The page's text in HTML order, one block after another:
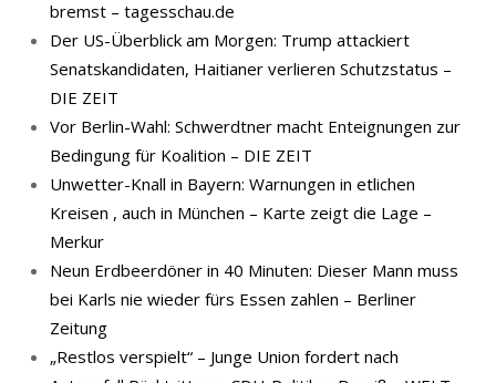
bremst – tagesschau.de
Der US-Überblick am Morgen: Trump attackiert
Senatskandidaten, Haitianer verlieren Schutzstatus –
DIE ZEIT
Vor Berlin-Wahl: Schwerdtner macht Enteignungen zur
Bedingung für Koalition – DIE ZEIT
Unwetter-Knall in Bayern: Warnungen in etlichen
Kreisen , auch in München – Karte zeigt die Lage –
Merkur
Neun Erdbeerdöner in 40 Minuten: Dieser Mann muss
bei Karls nie wieder fürs Essen zahlen – Berliner
Zeitung
„Restlos verspielt“ – Junge Union fordert nach